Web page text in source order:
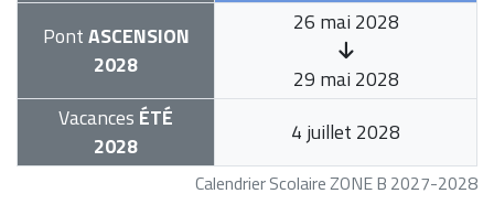
Calendrier Scolaire ZONE B 2027-2028
PontASCENSION
2028
26 mai 2028
29 mai 2028
Vacances ÉTÉ
2028
4 juillet 2028